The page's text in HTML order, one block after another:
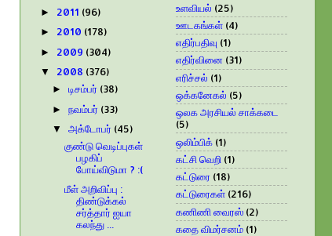
► 2011 (96)
► 2010 (178)
► 2009 (304)
▼ 2008 (376)
►டிசம்பர் (38)
►நவம்பர் (33)
▼அக்டோபர் (45)
குண்டு வெடிப்புகள்
பழகிப்
போய்விடுமா ? :(
மீள் அறிவிப்பு :
திண்டுக்கல்
சர்த்தார் ஐயா
கலந்து ...
உளவியல் (25)
ஊடகங்கள் (4)
எதிர்பதிவு (1)
எதிர்வினை (31)
எரிச்சல் (1)
ஒக்கனேகல் (5)
ஒலக அரசியல் சாக்கடை
(5)
ஒலிம்பிக் (1)
கட்சி வெறி (1)
கட்டுரை (18)
கட்டுரைகள் (216)
கணிணி வைரஸ் (2)
கதை விமர்சனம் (1)